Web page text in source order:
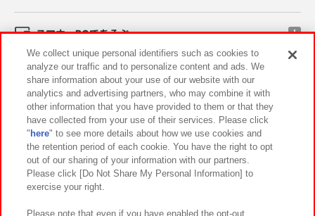
スマホ・PCであそぶ
イベント・キャンペーン
関連会社 サステナビリティ サイトポリシー
プライバシーポリシー ウェブアクセシビリティ方針と検証結果
お取引先さまとともに
カスタマーハラスメント対応方針 よくあるご質問・お問い合わせ
We collect unique personal identifiers such as cookies to
analyze our traffic and to personalize content and ads. We
share information about your use of our website with our
analytics and advertising partners, who may combine it with
other information that you have provided to them or that they
have collected from your use of their services. Please click
" here" to see more details about how we use cookies and
the retention period of each cookie. You have the right to opt
out of our sharing of your information with our partners.
Please click [Do Not Share My Personal Information] to
exercise your right.
Please note that even if you have enabled the opt-out